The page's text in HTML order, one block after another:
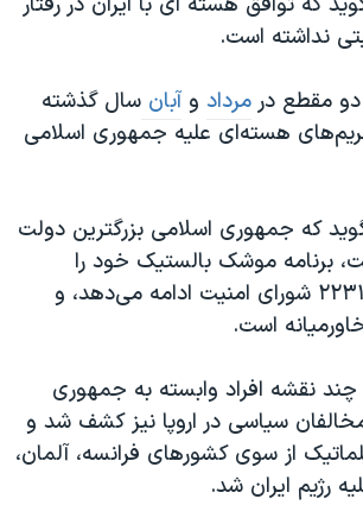
نداشته است.
دو مقطع در مرداد وآبان سال گذشته
هسته‌ای علیه جمهوری اسلامی
که جمهوری اسلامی بزرگترین دولت
برنامه موشک بالستیک خود را
برخلاف قطعنامه ۲۲۳۱ شورای امنیت ادامه می‌دهد، و
است.
نقشه افراد وابسته به جمهوری
سیاسی در اروپا نیز کشف شد و
از سوی کشورهای فرانسه،‌ آلمان،
رژیم ایران شد.